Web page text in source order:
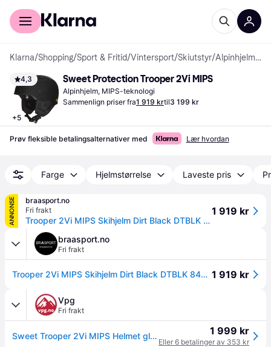
For kunder
Klarna/Shopping/Sport & Fritid/Vintersport/Skiutstyr/ Alpinhjelmer
4,3
+5
Sweet Protection Trooper 2Vi MIPS
Alpinhjelm, MIPS-teknologi
Sammenlign priser fra1 919 krtil3 199 kr
Prøv fleksible betalingsalternativer med Lær hvordan
Farge Hjelmstørrelse Laveste pris
ANNONSE
braasport.no
Fri frakt
Trooper 2Vi MIPS Skihjelm Dirt Black DTBLK 840094 S/M: 53-56 cm 2021
1 919 kr
braasport.no
Fri frakt
Trooper 2Vi MIPS Skihjelm Dirt Black DTBLK 840094 M/L: 56-59 cm 2021 1 919 kr
Vpg
Fri frakt
Sweet Trooper 2Vi MIPS Helmet gloss white S/M 1 999 kr
Eller 6 betalinger av 353 kr